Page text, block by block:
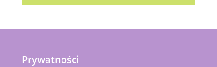
Prywatności